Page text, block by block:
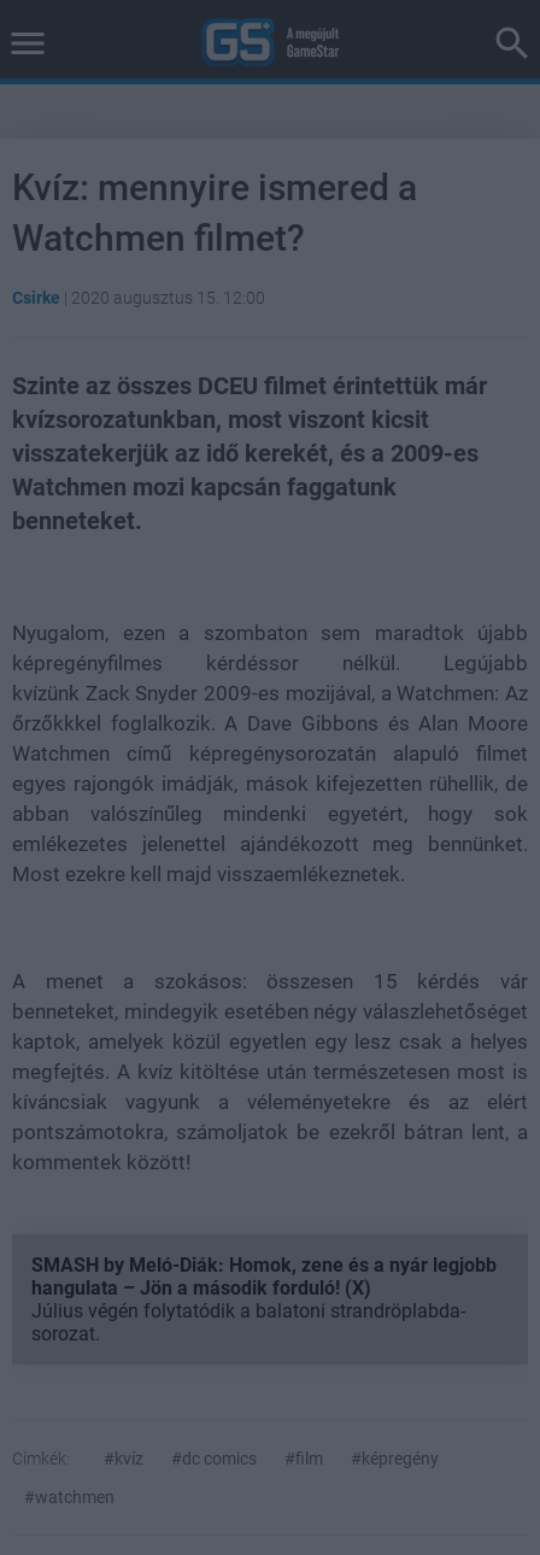
Kvíz: mennyire ismered a
Watchmen filmet?
Csirke | 2020 augusztus 15. 12:00
Szinte az összes DCEU filmet érintettük már
kvízsorozatunkban, most viszont kicsit
visszatekerjük az idő kerekét, és a 2009-es
Watchmen mozi kapcsán faggatunk
benneteket.
Nyugalom, ezen a szombaton sem maradtok újabb
képregényfilmes kérdéssor nélkül. Legújabb
kvízünk Zack Snyder 2009-es mozijával, a Watchmen: Az
őrzőkkkel foglalkozik. A Dave Gibbons és Alan Moore
Watchmen című képregénysorozatán alapuló filmet
egyes rajongók imádják, mások kifejezetten rühellik, de
abban valószínűleg mindenki egyetért, hogy sok
emlékezetes jelenettel ajándékozott meg bennünket.
Most ezekre kell majd visszaemlékeznetek.
A menet a szokásos: összesen 15 kérdés vár
benneteket, mindegyik esetében négy válaszlehetőséget
kaptok, amelyek közül egyetlen egy lesz csak a helyes
megfejtés. A kvíz kitöltése után természetesen most is
kíváncsiak vagyunk a véleményetekre és az elért
pontszámotokra, számoljatok be ezekről bátran lent, a
kommentek között!
SMASH by Meló-Diák: Homok, zene és a nyár legjobb
hangulata – Jön a második forduló! (X)
Július végén folytatódik a balatoni strandröplabda-
sorozat.
Címkék: #kvíz #dc comics #film
#képregény
#watchmen